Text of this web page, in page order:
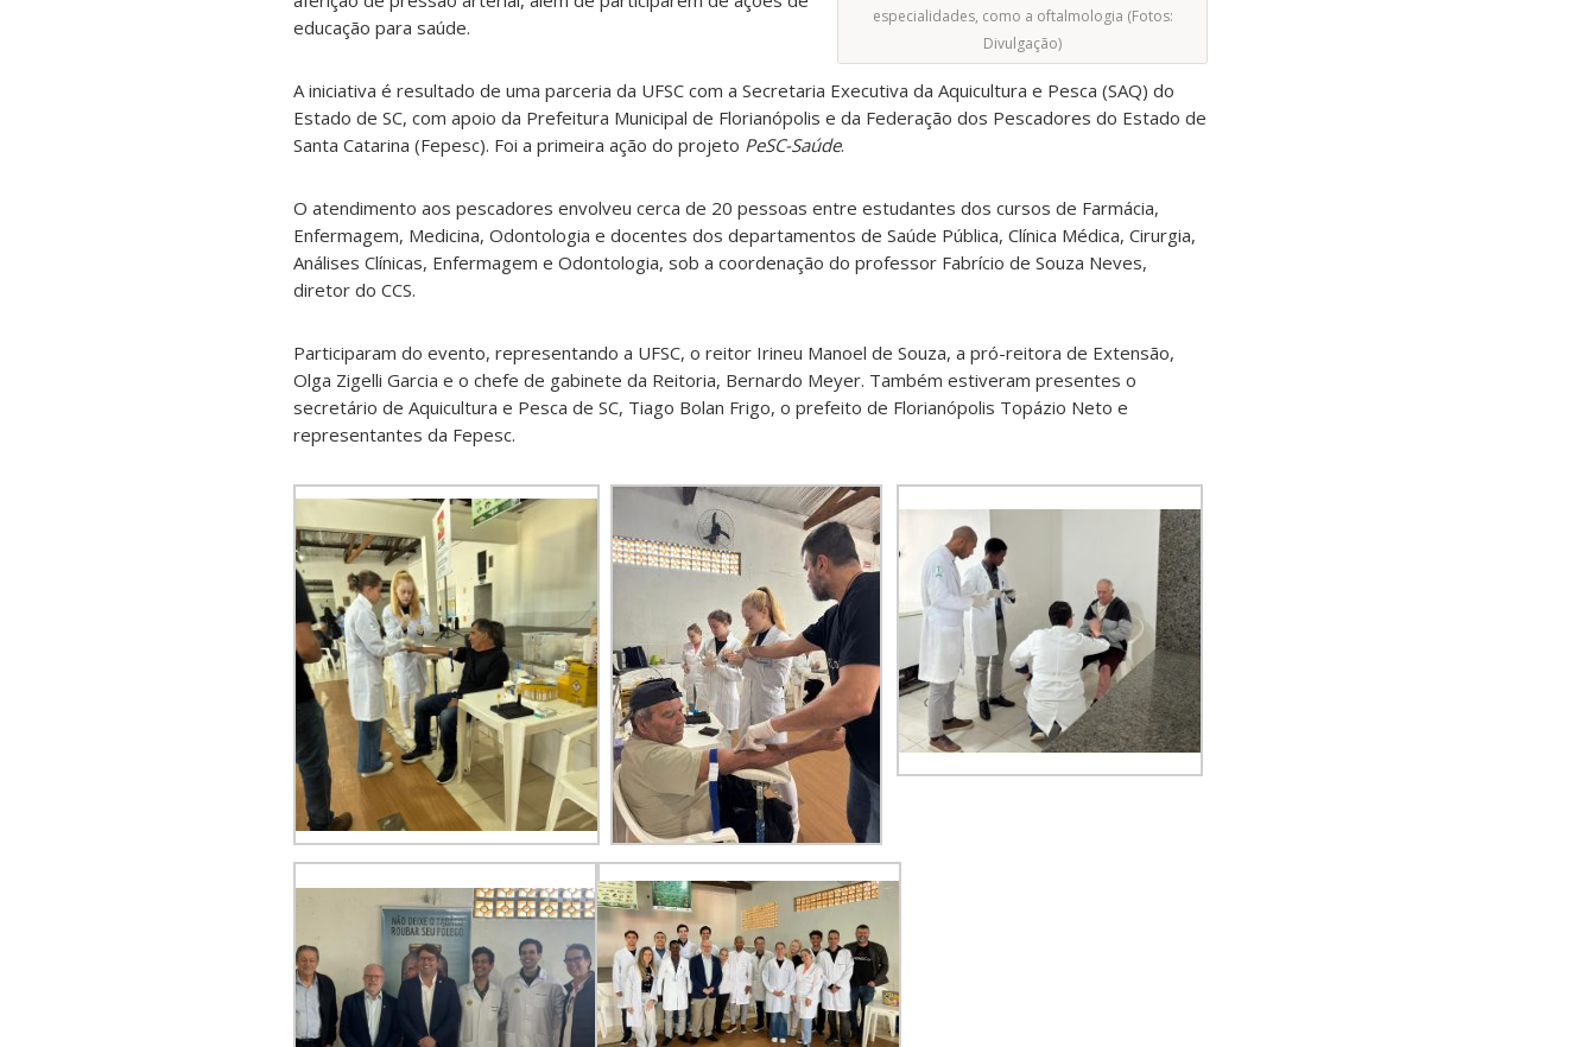
especialidades, como a oftalmologia (Fotos:
Divulgação)
educação para saúde.
A iniciativa é resultado de uma parceria da UFSC com a Secretaria Executiva da Aquicultura e Pesca (SAQ) do
Estado de SC, com apoio da Prefeitura Municipal de Florianópolis e da Federação dos Pescadores do Estado de
Santa Catarina (Fepesc). Foi a primeira ação do projeto PeSC-Saúde.
O atendimento aos pescadores envolveu cerca de 20 pessoas entre estudantes dos cursos de Farmácia,
Enfermagem, Medicina, Odontologia e docentes dos departamentos de Saúde Pública, Clínica Médica, Cirurgia,
Análises Clínicas, Enfermagem e Odontologia, sob a coordenação do professor Fabrício de Souza Neves,
diretor do CCS.
Participaram do evento, representando a UFSC, o reitor Irineu Manoel de Souza, a pró-reitora de Extensão,
Olga Zigelli Garcia e o chefe de gabinete da Reitoria, Bernardo Meyer. Também estiveram presentes o
secretário de Aquicultura e Pesca de SC, Tiago Bolan Frigo, o prefeito de Florianópolis Topázio Neto e
representantes da Fepesc.